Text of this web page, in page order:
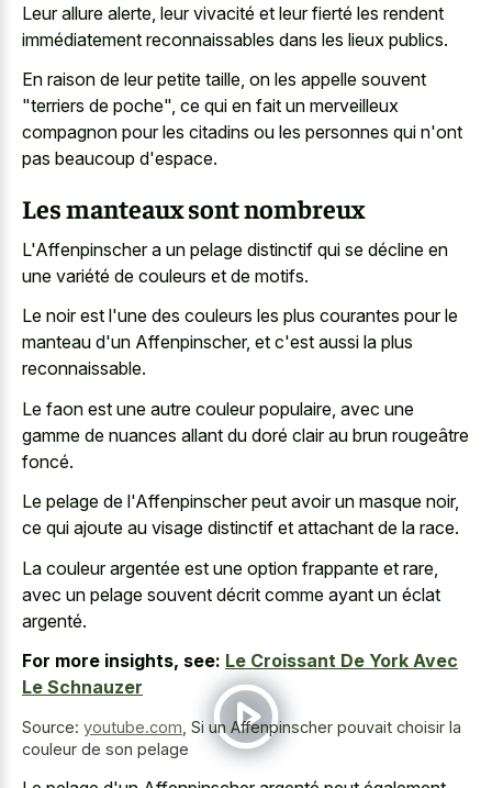
Leur allure alerte, leur vivacité et leur fierté les rendent
immédiatement reconnaissables dans les lieux publics.
En raison de leur petite taille, on les appelle souvent
"terriers de poche", ce qui en fait un merveilleux
compagnon pour les citadins ou les personnes qui n'ont
pas beaucoup d'espace.
Les manteaux sont nombreux
L'Affenpinscher a un pelage distinctif qui se décline en
une variété de couleurs et de motifs.
Le noir est l'une des couleurs les plus courantes pour le
manteau d'un Affenpinscher, et c'est aussi la plus
reconnaissable.
Le faon est une autre couleur populaire, avec une
gamme de nuances allant du doré clair au brun rougeâtre
foncé.
Le pelage de l'Affenpinscher peut avoir un masque noir,
ce qui ajoute au visage distinctif et attachant de la race.
La couleur argentée est une option frappante et rare,
avec un pelage souvent décrit comme ayant un éclat
argenté.
For more insights, see: Le Croissant De York Avec
Le Schnauzer
Source: youtube.com Si un Affenpinscher pouvait choisir la
couleur de son pelage